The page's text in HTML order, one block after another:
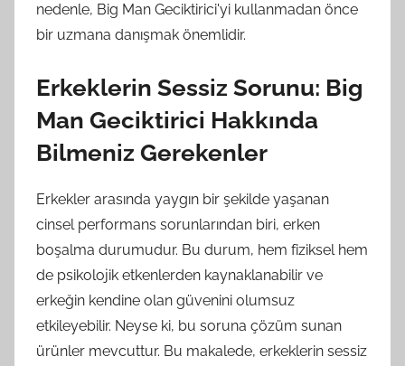
nedenle, Big Man Geciktirici'yi kullanmadan önce
bir uzmana danışmak önemlidir.
Erkeklerin Sessiz Sorunu: Big
Man Geciktirici Hakkında
Bilmeniz Gerekenler
Erkekler arasında yaygın bir şekilde yaşanan
cinsel performans sorunlarından biri, erken
boşalma durumudur. Bu durum, hem fiziksel hem
de psikolojik etkenlerden kaynaklanabilir ve
erkeğin kendine olan güvenini olumsuz
etkileyebilir. Neyse ki, bu soruna çözüm sunan
ürünler mevcuttur. Bu makalede, erkeklerin sessiz